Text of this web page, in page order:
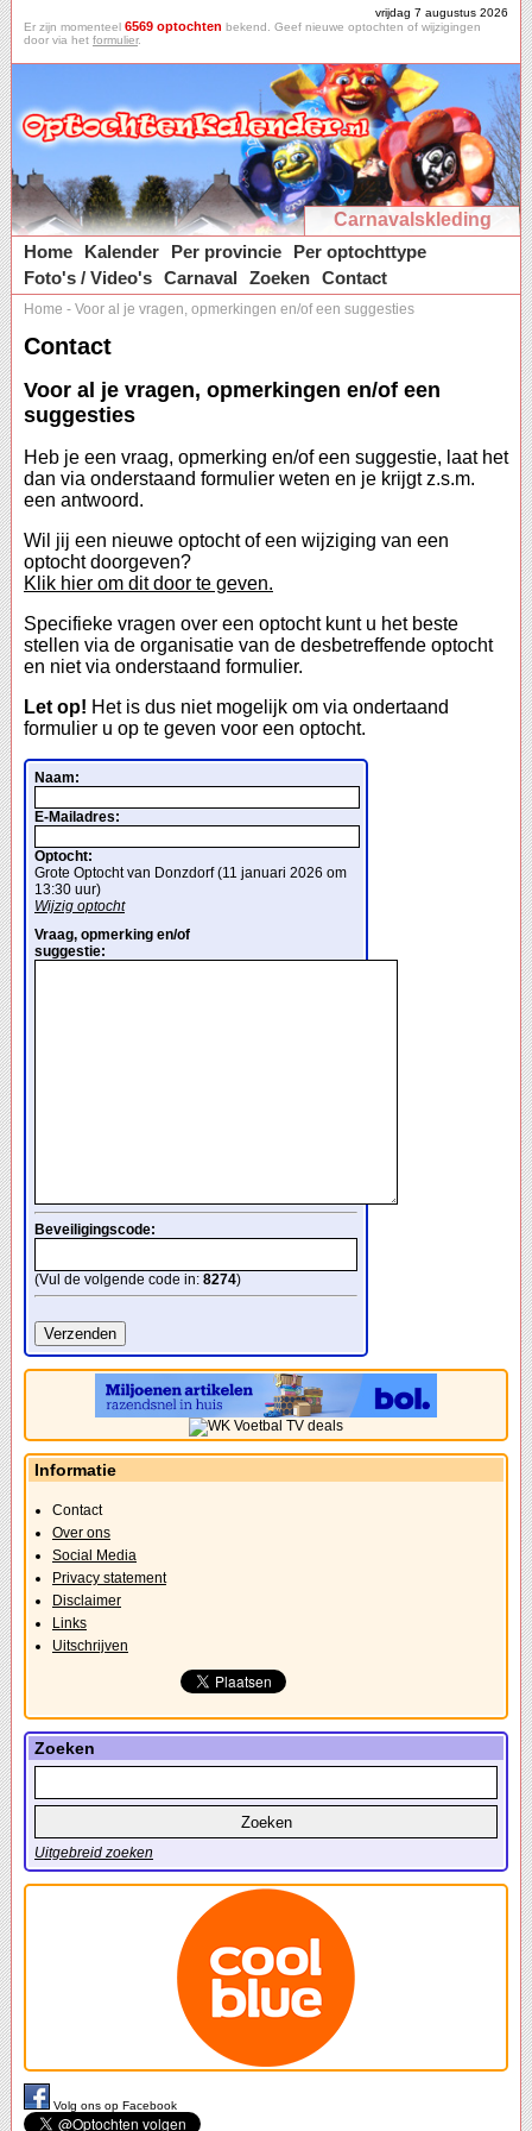
vrijdag 7 augustus 2026
Er zijn momenteel 6569 optochten bekend. Geef nieuwe optochten of wijzigingen
door via het formulier.
Carnavalskleding
Home
Kalender Per provincie
Per optochttype
Foto's / Video's Carnaval Zoeken Contact
Home - Voor al je vragen, opmerkingen en/of een suggesties
Contact
Voor al je vragen, opmerkingen en/of een
suggesties
Heb je een vraag, opmerking en/of een suggestie, laat het
dan via onderstaand formulier weten en je krijgt z.s.m.
een antwoord.
Wil jij een nieuwe optocht of een wijziging van een
optocht doorgeven?
Klik hier om dit door te geven.
Specifieke vragen over een optocht kunt u het beste
stellen via de organisatie van de desbetreffende optocht
en niet via onderstaand formulier.
Let op! Het is dus niet mogelijk om via ondertaand
formulier u op te geven voor een optocht.
Naam:
E-Mailadres:
Optocht:
Grote Optocht van Donzdorf (11 januari 2026 om
13:30 uur)
Wijzig optocht
Vraag, opmerking en/of
suggestie:
Beveiligingscode:
(Vul de volgende code in: 8274)
Informatie
Contact
Over ons
Social Media
Privacy statement
Disclaimer
Links
Uitschrijven
Zoeken
Uitgebreid zoeken
Volg ons op Facebook